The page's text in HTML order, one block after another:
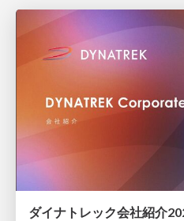
ダイナトレック会社紹介